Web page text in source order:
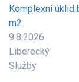
Komplexní úklid
m2
9.8.2026
Liberecký
Služby